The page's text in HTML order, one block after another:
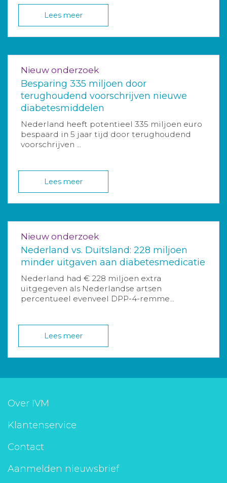
Lees meer
Nieuw onderzoek
Besparing 335 miljoen door
terughoudend voorschrijven nieuwe
diabetesmiddelen
Nederland heeft potentieel 335 miljoen euro
bespaard in 5 jaar tijd door terughoudend
voorschrijven ...
Lees meer
Nieuw onderzoek
Nederland vs. Duitsland: 228 miljoen
minder uitgaven aan diabetesmedicatie
Nederland had € 228 miljoen extra
uitgegeven als Nederlandse artsen
percentueel evenveel DPP-4-remme...
Lees meer
Over IVM
Klantenservice
Contact
Aanmelden nieuwsbrief